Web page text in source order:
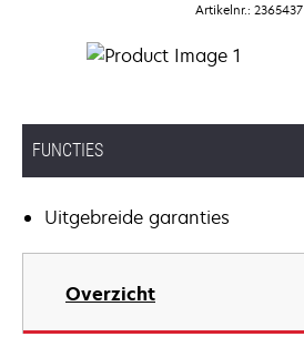
Artikelnr.: 2365437
FUNCTIES
Uitgebreide garanties
Overzicht